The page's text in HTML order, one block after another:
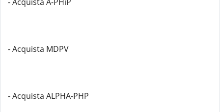
- Acquista MDPV
- Acquista ALPHA-PHP